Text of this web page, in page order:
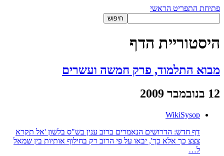
פתיחת התפריט הראשי
היסטוריית הדף
מבוא התלמוד, פרק חמשה ועשרים
12 בנובמבר 2009
WikiSysop
דף חדש: הדרושים הנאמרים ברוב ענין בש"ס בלשון 'אל תקרא
צצצ כך אלא כך', יבאו על פי הרוב רק בחילוף אותיות בין שמאל
ל…